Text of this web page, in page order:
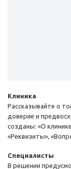
Клиника
Рассказывайте о
доверие и
созданы: «О
«Реквизиты»,
Специалисты
В решении